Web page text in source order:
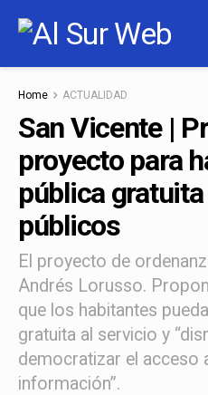
Home ACTUALIDAD
San Vicente |
proyecto para
pública
públicos
El proyecto de
Andrés Lorusso.
que los habitantes
gratuita al servicio y
democratizar el acceso
información”.